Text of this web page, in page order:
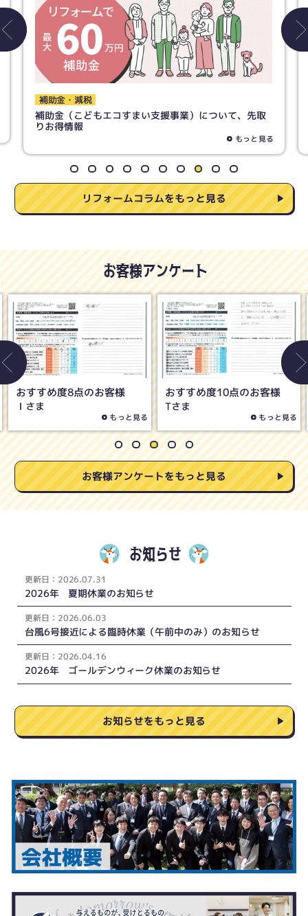
トイレ
トイレリフォームで失敗しないために！ 素材の選び方
までご紹介！
もっと見る
リフォームコラムをもっと見る
お客様アンケート
おすすめ度8点のお客様
Oさま
もっと見る
おすすめ度5点のお客様
Hさま
もっと見る
お客様アンケートをもっと見る
お知らせ
更新日： 2026.07.31
2026年 夏期休業のお知らせ
更新日： 2026.06.03
台風6号接近による臨時休業（午前中のみ）のお知らせ
更新日： 2026.04.16
2026年 ゴールデンウィーク休業のお知らせ
お知らせをもっと見る